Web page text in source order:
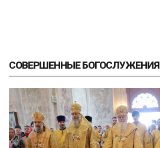
СОВЕРШЕННЫЕ БОГОСЛУЖЕНИЯ